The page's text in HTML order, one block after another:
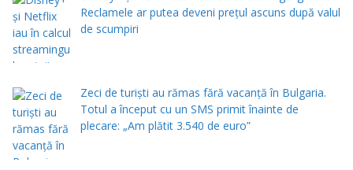
Reclamele ar putea deveni prețul ascuns după valul
de scumpiri
Zeci de turiști au rămas fără vacanță în Bulgaria.
Totul a început cu un SMS primit înainte de
plecare: „Am plătit 3.540 de euro”